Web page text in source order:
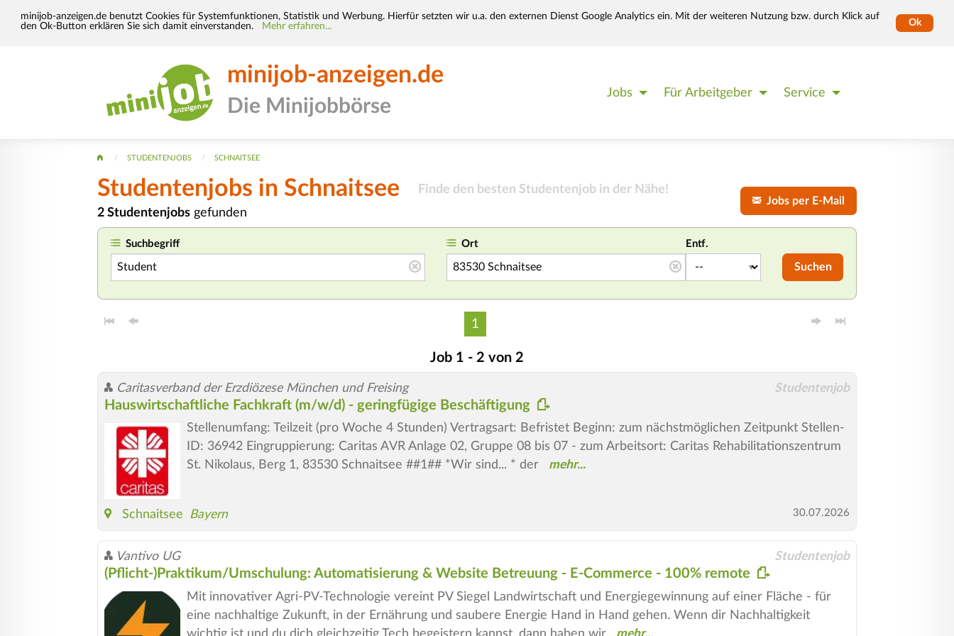
minijob-anzeigen.de benutzt Cookies für Systemfunktionen, Statistik und Werbung. Hierfür setzten wir u.a. den externen Dienst Google Analytics ein. Mit der weiteren Nutzung bzw. durch Klick auf
den Ok-Button erklären Sie sich damit einverstanden.
Mehr erfahren... Ok
minijob-anzeigen.de
Die Minijobbörse
Jobs Für Arbeitgeber Service
STUDENTENJOBS SCHNAITSEE
Studentenjobs in Schnaitsee Finde den besten Studentenjob in der Nähe!
2 Studentenjobs gefunden
Jobs per E-Mail
Suchbegriff Ort Entf.
Suchen
1
Job 1 - 2 von 2
Caritasverband der Erzdiözese München und Freising Studentenjob
Hauswirtschaftliche Fachkraft (m/w/d) - geringfügige Beschäftigung
Stellenumfang: Teilzeit (pro Woche 4 Stunden) Vertragsart: Befristet Beginn: zum nächstmöglichen Zeitpunkt Stellen-
ID: 36942 Eingruppierung: Caritas AVR Anlage 02, Gruppe 08 bis 07 - zum Arbeitsort: Caritas Rehabilitationszentrum
St. Nikolaus, Berg 1, 83530 Schnaitsee ##1## *Wir sind... * der
Schnaitsee Bayern 30.07.2026
Vantivo UG Studentenjob
(Pflicht-)Praktikum/Umschulung: Automatisierung & Website Betreuung - E-Commerce - 100% remote
Mit innovativer Agri-PV-Technologie vereint PV Siegel Landwirtschaft und Energiegewinnung auf einer Fläche - für
eine nachhaltige Zukunft, in der Ernährung und saubere Energie Hand in Hand gehen. Wenn dir Nachhaltigkeit
wichtig ist und du dich gleichzeitig Tech begeistern kannst, dann haben wir